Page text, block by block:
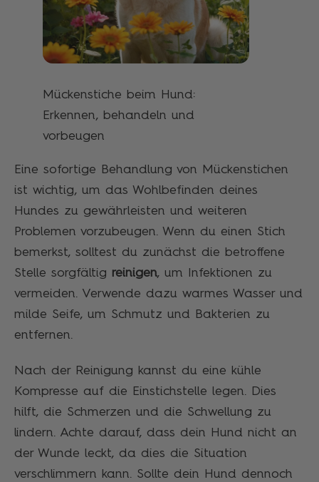
Mückenstiche beim Hund:
Erkennen, behandeln und
vorbeugen
Eine sofortige Behandlung von Mückenstichen
ist wichtig, um das Wohlbefinden deines
Hundes zu gewährleisten und weiteren
Problemen vorzubeugen. Wenn du einen Stich
bemerkst, solltest du zunächst die betroffene
Stelle sorgfältig reinigen, um Infektionen zu
vermeiden. Verwende dazu warmes Wasser und
milde Seife, um Schmutz und Bakterien zu
entfernen.
Nach der Reinigung kannst du eine kühle
Kompresse auf die Einstichstelle legen. Dies
hilft, die Schmerzen und die Schwellung zu
lindern. Achte darauf, dass dein Hund nicht an
der Wunde leckt, da dies die Situation
verschlimmern kann. Sollte dein Hund dennoch